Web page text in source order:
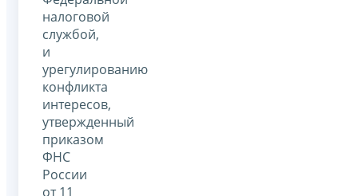
налоговой
службой,
и
урегулированию
конфликта
интересов,
утвержденный
приказом
ФНС
России
от 11